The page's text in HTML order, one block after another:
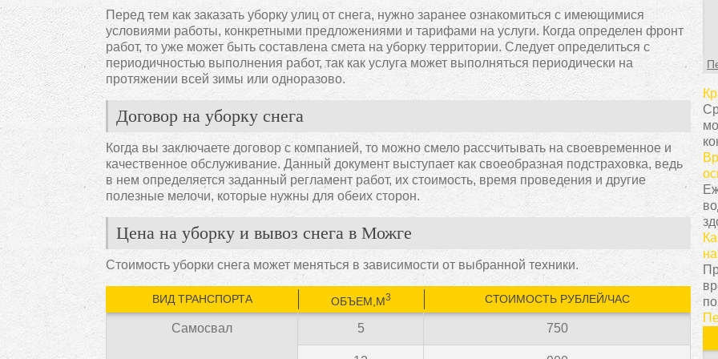
Перед тем как заказать уборку улиц от снега, нужно заранее ознакомиться с имеющимися
условиями работы, конкретными предложениями и тарифами на услуги. Когда определен фронт
работ, то уже может быть составлена смета на уборку территории. Следует определиться с
периодичностью выполнения работ, так как услуга может выполняться периодически на
протяжении всей зимы или одноразово.
Договор на уборку снега
Когда вы заключаете договор с компанией, то можно смело рассчитывать на своевременное и
качественное обслуживание. Данный документ выступает как своеобразная подстраховка, ведь
в нем определяется заданный регламент работ, их стоимость, время проведения и другие
полезные мелочи, которые нужны для обеих сторон.
Цена на уборку и вывоз снега в Можге
Стоимость уборки снега может меняться в зависимости от выбранной техники.
ВИД ТРАНСПОРТА ОБЪЕМ,М3 СТОИМОСТЬ РУБЛЕЙ/ЧАС
Самосвал 5 750